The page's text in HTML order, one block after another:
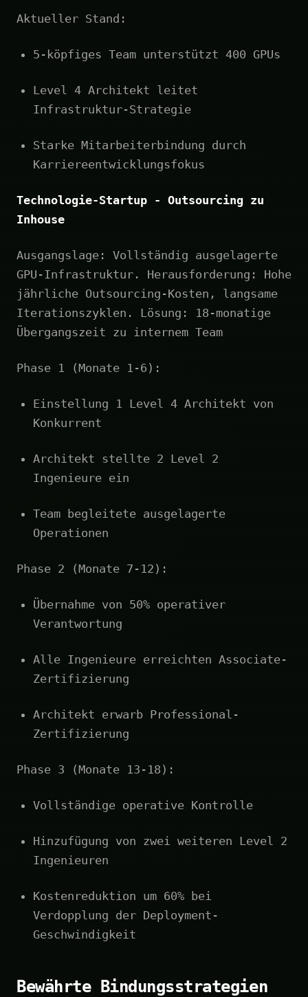
Aktueller Stand:
5-köpfiges Team unterstützt 400 GPUs
Level 4 Architekt leitet
Infrastruktur-Strategie
Starke Mitarbeiterbindung durch
Karriereentwicklungsfokus
Technologie-Startup - Outsourcing zu
Inhouse
Ausgangslage: Vollständig ausgelagerte
GPU-Infrastruktur. Herausforderung: Hohe
jährliche Outsourcing-Kosten, langsame
Iterationszyklen. Lösung: 18-monatige
Übergangszeit zu internem Team
Phase 1 (Monate 1-6):
Einstellung 1 Level 4 Architekt von
Konkurrent
Architekt stellte 2 Level 2
Ingenieure ein
Team begleitete ausgelagerte
Operationen
Phase 2 (Monate 7-12):
Übernahme von 50% operativer
Verantwortung
Alle Ingenieure erreichten Associate-
Zertifizierung
Architekt erwarb Professional-
Zertifizierung
Phase 3 (Monate 13-18):
Vollständige operative Kontrolle
Hinzufügung von zwei weiteren Level 2
Ingenieuren
Kostenreduktion um 60% bei
Verdopplung der Deployment-
Geschwindigkeit
Bewährte Bindungsstrategien